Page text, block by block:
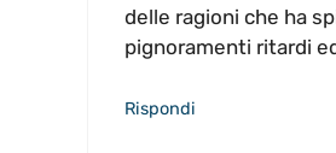
delle ragioni che ha
pignoramenti ritardi
Rispondi